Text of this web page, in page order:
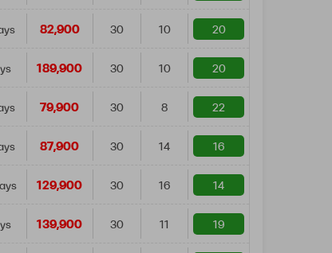
82,900 30 10 20
189,900 30 10 20
79,900 30 8 22
87,900 30 14 16
129,900 30 16 14
139,900 30 11 19